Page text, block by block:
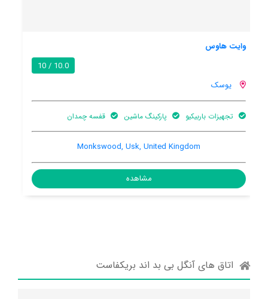
هتل دی نیو کورت
8.6 / 10
یوسک
هنوز اطلاعات کاملی توسط کاربران اعلام نشده است
مشاهده
اتاق های آنگل بی بد اند بریکفاست